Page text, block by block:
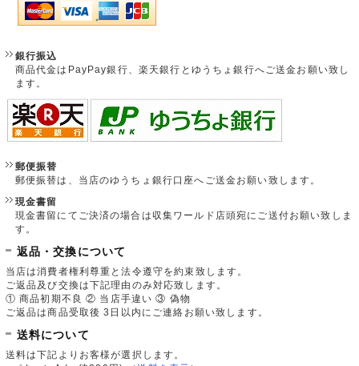
銀行振込
商品代金はPayPay銀行、楽天銀行とゆうちょ銀行へご送金お願い致し
ます。
郵便振替
郵便振替は、当店のゆうちょ銀行口座へご送金お願い致します。
現金書留
現金書留にてご決済の場合は収集ワールド店頭宛にご送付お願い致しま
す。
返品・交換について
当店は消費者権利尊重と法令遵守を約束致します。
ご返品及び交換は下記理由のみ対応致します。
① 商品初期不良 ② 当店手違い ③ 偽物
ご返品は商品受取後 3日以内にご連絡お願い致します。
送料について
送料は下記よりお客様が選択します。